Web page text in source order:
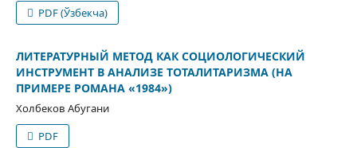
PDF (Ўзбекча)
ЛИТЕРАТУРНЫЙ МЕТОД КАК СОЦИОЛОГИЧЕСКИЙ
ИНСТРУМЕНТ В АНАЛИЗЕ ТОТАЛИТАРИЗМА (НА
ПРИМЕРЕ РОМАНА «1984»)
Холбеков Абугани
PDF